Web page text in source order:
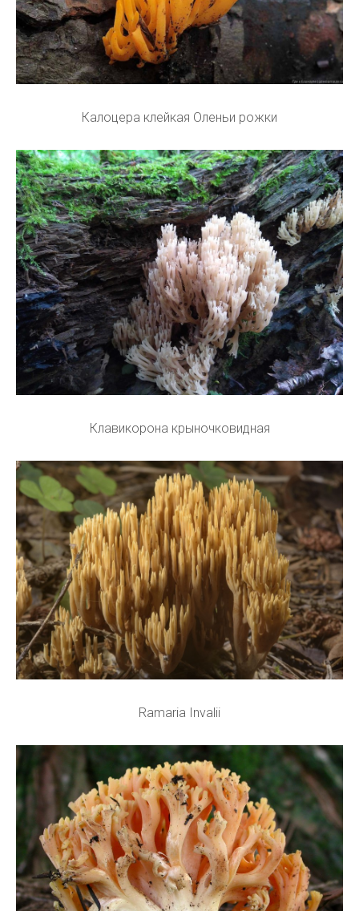
Калоцера клейкая Оленьи рожки
Клавикорона крыночковидная
Ramaria Invalii